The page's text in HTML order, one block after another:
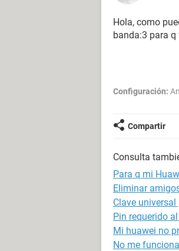
Hola, como
banda:3 para
Configuración:
Compartir
Consulta
Para q mi
Eliminar
Clave
Pin requerido
Mi huawei no
No me